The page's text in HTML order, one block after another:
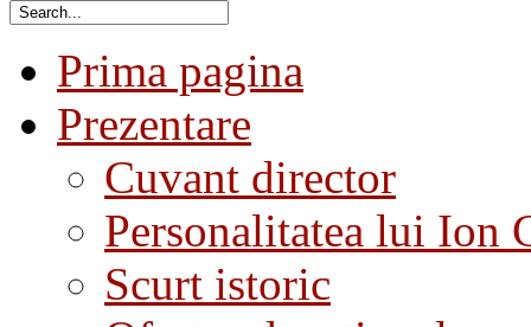
Prima pagina
Prezentare
Cuvant director
Personalitatea lui Ion
Scurt istoric